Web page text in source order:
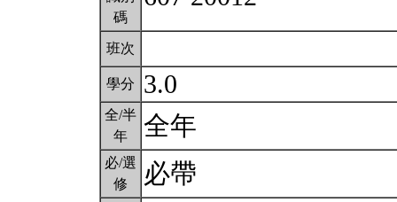
碼
班次
學分 3.0
全/半
年
全年
必/選
修
必帶